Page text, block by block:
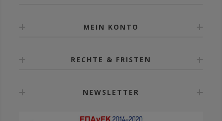
MEIN KONTO
RECHTE & FRISTEN
NEWSLETTER